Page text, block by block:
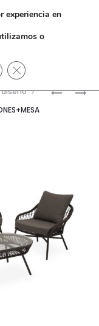
SET
SILLON
experiencia en
o
Cerrar el banner de